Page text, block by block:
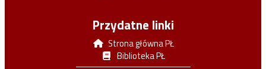
Przydatne linki
Strona główna PŁ
Biblioteka PŁ